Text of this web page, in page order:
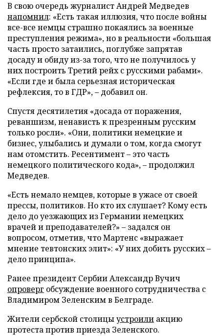
В свою очередь журналист Андрей Медведев
напомнил: «Есть такая иллюзия, что после войны
все-все немцы страшно покаялись за военные
преступления режима», но в реальности «большая
часть просто затаились, поглубже запрятав
досаду и обиду из-за того, что не получилось у
них построить Третий рейх с русскими рабами».
«Если где и была серьезная историческая
рефлексия, то в ГДР», – добавил он.
Спустя десятилетия «досада от поражения,
реваншизм, ненависть к презренным русским
только росли». «Они, политики немецкие и
бизнес, улыбались и думали о том, когда смогут
нам отомстить. Ресентимент – это часть
немецкого политического кода», – продолжил
Медведев.
«Есть немало немцев, которые в ужасе от своей
прессы, политиков. Но кто их слушает? Кому есть
дело до уезжающих из Германии немецких
врачей и преподавателей?» – задался он
вопросом, отметив, что Мартенс «выражает
мнение тевтонских элит»: «У них добить русских –
дело принципа».
Ранее президент Сербии Александр Вучич
опроверг обсуждение военного сотрудничества с
Владимиром Зеленским в Белграде.
Жители сербской столицыустроили акцию
протеста против приезда Зеленского.